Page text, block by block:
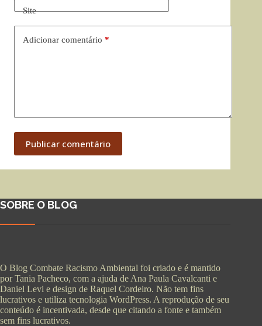
Site
Adicionar comentário *
Publicar comentário
SOBRE O BLOG
O Blog Combate Racismo Ambiental foi criado e é mantido
por Tania Pacheco, com a ajuda de Ana Paula Cavalcanti e
Daniel Levi e design de Raquel Cordeiro. Não tem fins
lucrativos e utiliza tecnologia WordPress. A reprodução de seu
conteúdo é incentivada, desde que citando a fonte e também
sem fins lucrativos.